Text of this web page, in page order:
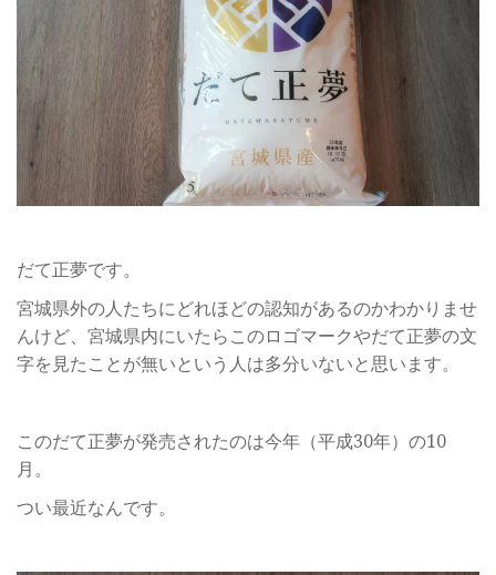
だて正夢です。
宮城県外の人たちにどれほどの認知があるのかわかりませ
んけど、宮城県内にいたらこのロゴマークやだて正夢の文
字を見たことが無いという人は多分いないと思います。
このだて正夢が発売されたのは今年（平成30年）の10
月。
つい最近なんです。